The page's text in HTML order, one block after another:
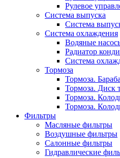
Рулевое
Система выпуска
Система
Система охлаждения
Водяные
Радиатор
Система
Тормоза
Тормоза.
Тормоза. Диск
Тормоза.
Тормоза.
Фильтры
Масляные фильтры
Воздушные фильтры
Салонные фильтры
Гидравлические